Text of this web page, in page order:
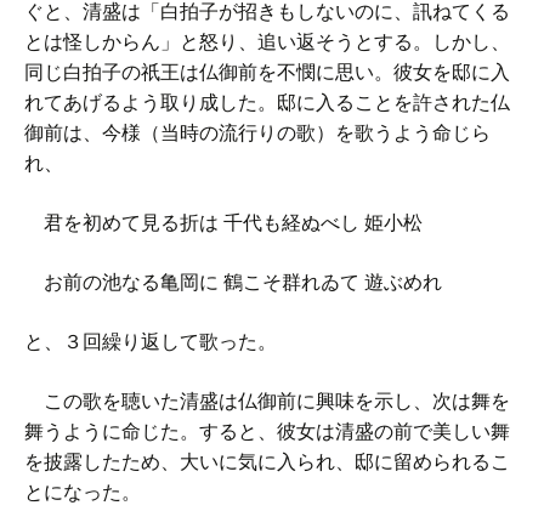
ぐと、清盛は「白拍子が招きもしないのに、訊ねてくる
とは怪しからん」と怒り、追い返そうとする。しかし、
同じ白拍子の祇王は仏御前を不憫に思い。彼女を邸に入
れてあげるよう取り成した。邸に入ることを許された仏
御前は、今様（当時の流行りの歌）を歌うよう命じら
れ、
君を初めて見る折は 千代も経ぬべし 姫小松
お前の池なる亀岡に 鶴こそ群れゐて 遊ぶめれ
と、３回繰り返して歌った。
この歌を聴いた清盛は仏御前に興味を示し、次は舞を
舞うように命じた。すると、彼女は清盛の前で美しい舞
を披露したため、大いに気に入られ、邸に留められるこ
とになった。